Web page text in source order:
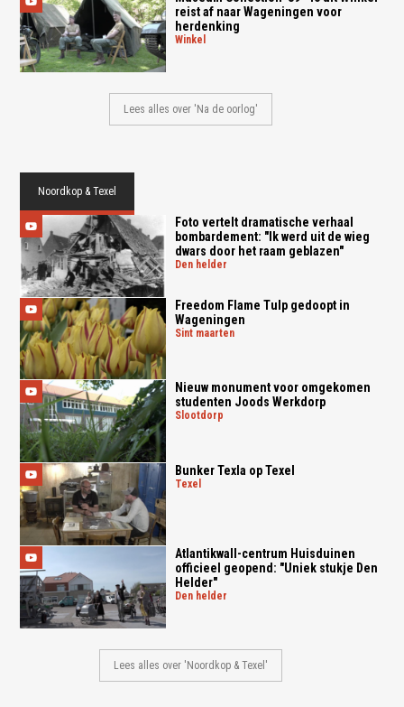
reist af naar Wageningen voor
herdenking
winkel
Lees alles over 'Na de oorlog'
Noordkop & Texel
Foto vertelt dramatische verhaal
bombardement: "Ik werd uit de wieg
dwars door het raam geblazen"
den helder
Freedom Flame Tulp gedoopt in
Wageningen
sint maarten
Nieuw monument voor omgekomen
studenten Joods Werkdorp
slootdorp
Bunker Texla op Texel
texel
Atlantikwall-centrum Huisduinen
officieel geopend: "Uniek stukje Den
Helder"
den helder
Lees alles over 'Noordkop & Texel'